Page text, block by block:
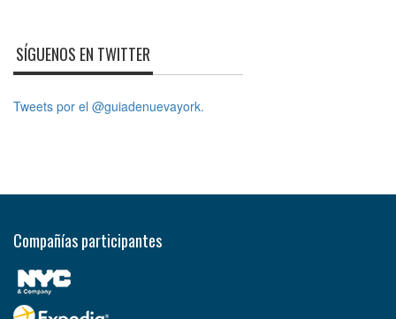
SÍGUENOS EN TWITTER
Tweets por el @guiadenuevayork.
Compañías participantes